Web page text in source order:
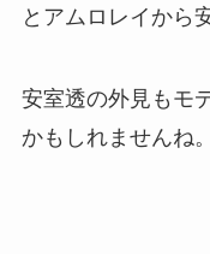
とアムロレイから
安室透の外見もモ
かもしれませんね。